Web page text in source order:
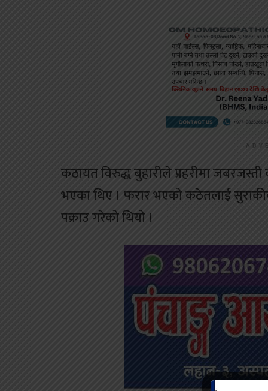
कठायत विरुद्ध बुहारीले प्रहरीमा
भएका थिए । फरार भएको कठेतलाई
पक्राउ गरेको थियो ।